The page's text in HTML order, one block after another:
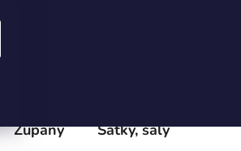
KOŠÍK
Župany Šátky, šály